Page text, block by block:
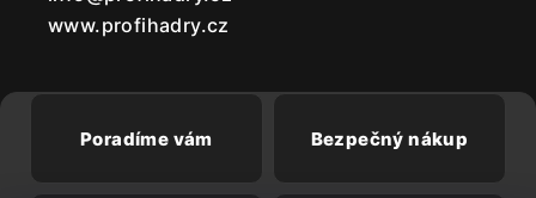
www.profihadry.cz
Poradíme vám Bezpečný nákup